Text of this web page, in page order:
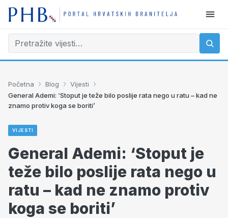
Početna › Blog › Vijesti ›
General Ademi: ‘Stoput je teže bilo poslije rata nego u ratu – kad ne
znamo protiv koga se boriti’
VIJESTI
General Ademi: ‘Stoput je
teže bilo poslije rata nego u
ratu – kad ne znamo protiv
koga se boriti’